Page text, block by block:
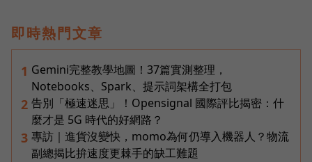
即時熱門文章
1 Gemini完整教學地圖！37篇實測整理，
Notebooks、Spark、提示詞架構全打包
2 告別「極速迷思」！Opensignal 國際評比揭密：什
麼才是 5G 時代的好網路？
3 專訪｜進貨沒變快，momo為何仍導入機器人？物流
副總揭比拚速度更棘手的缺工難題